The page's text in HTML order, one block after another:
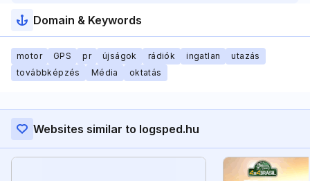
Domain & Keywords
motor GPS pr újságok rádiók ingatlan
utazás
továbbképzés
Média oktatás
Websites similar to logsped.hu